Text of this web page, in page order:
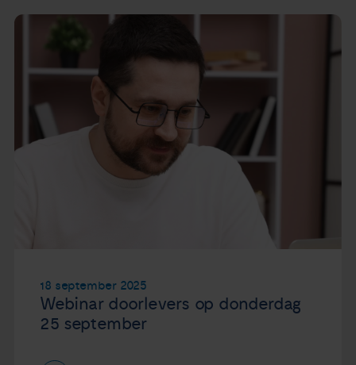
18 september 2025
Webinar doorlevers op donderdag
25 september